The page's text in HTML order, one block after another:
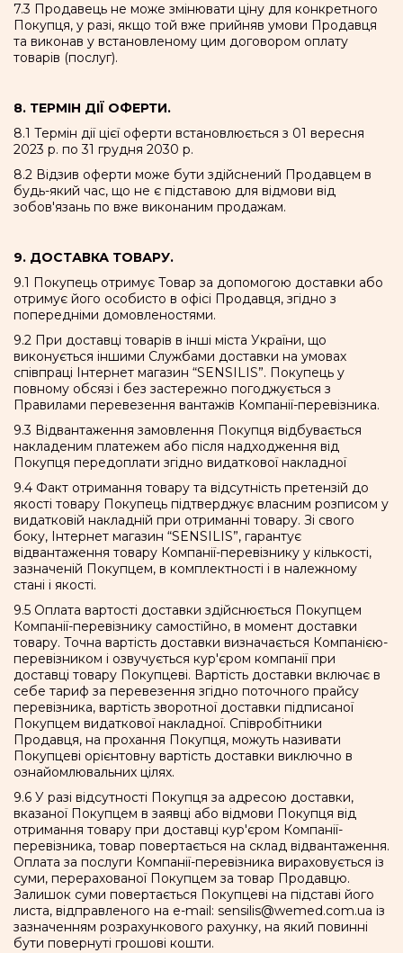
7.3 Продавець не може змінювати ціну для конкретного
Покупця, у разі, якщо той вже прийняв умови Продавця
та виконав у встановленому цим договором оплату
товарів (послуг).
8. ТЕРМІН ДІЇ ОФЕРТИ.
8.1 Термін дії цієї оферти встановлюється з 01 вересня
2023 р. по 31 грудня 2030 р.
8.2 Відзив оферти може бути здійснений Продавцем в
будь-який час, що не є підставою для відмови від
зобов'язань по вже виконаним продажам.
9. ДОСТАВКА ТОВАРУ.
9.1 Покупець отримує Товар за допомогою доставки або
отримує його особисто в офісі Продавця, згідно з
попередніми домовленостями.
9.2 При доставці товарів в інші міста України, що
виконується іншими Службами доставки на умовах
співпраці Інтернет магазин “SENSILIS”. Покупець у
повному обсязі і без застережно погоджується з
Правилами перевезення вантажів Компанії-перевізника.
9.3 Відвантаження замовлення Покупця відбувається
накладеним платежем або після надходження від
Покупця передоплати згідно видаткової накладної
9.4 Факт отримання товару та відсутність претензій до
якості товару Покупець підтверджує власним розписом у
видатковій накладній при отриманні товару. Зі свого
боку, Інтернет магазин “SENSILIS”, гарантує
відвантаження товару Компанії-перевізнику у кількості,
зазначеній Покупцем, в комплектності і в належному
стані і якості.
9.5 Оплата вартості доставки здійснюється Покупцем
Компанії-перевізнику самостійно, в момент доставки
товару. Точна вартість доставки визначається Компанією-
перевізником і озвучується кур'єром компанії при
доставці товару Покупцеві. Вартість доставки включає в
себе тариф за перевезення згідно поточного прайсу
перевізника, вартість зворотної доставки підписаної
Покупцем видаткової накладної. Співробітники
Продавця, на прохання Покупця, можуть називати
Покупцеві орієнтовну вартість доставки виключно в
ознайомлювальних цілях.
9.6 У разі відсутності Покупця за адресою доставки,
вказаної Покупцем в заявці або відмови Покупця від
отримання товару при доставці кур'єром Компанії-
перевізника, товар повертається на склад відвантаження.
Оплата за послуги Компанії-перевізника вираховується із
суми, перерахованої Покупцем за товар Продавцю.
Залишок суми повертається Покупцеві на підставі його
листа, відправленого на e-mail: sensilis@wemed.com.ua із
зазначенням розрахункового рахунку, на який повинні
бути повернуті грошові кошти.